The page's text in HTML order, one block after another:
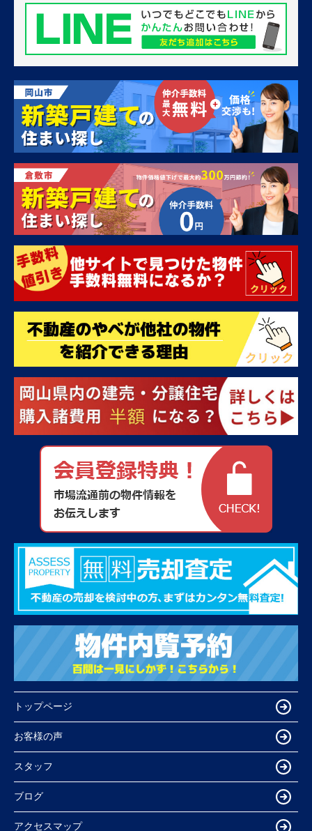
トップページ
お客様の声
スタッフ
ブログ
アクセスマップ